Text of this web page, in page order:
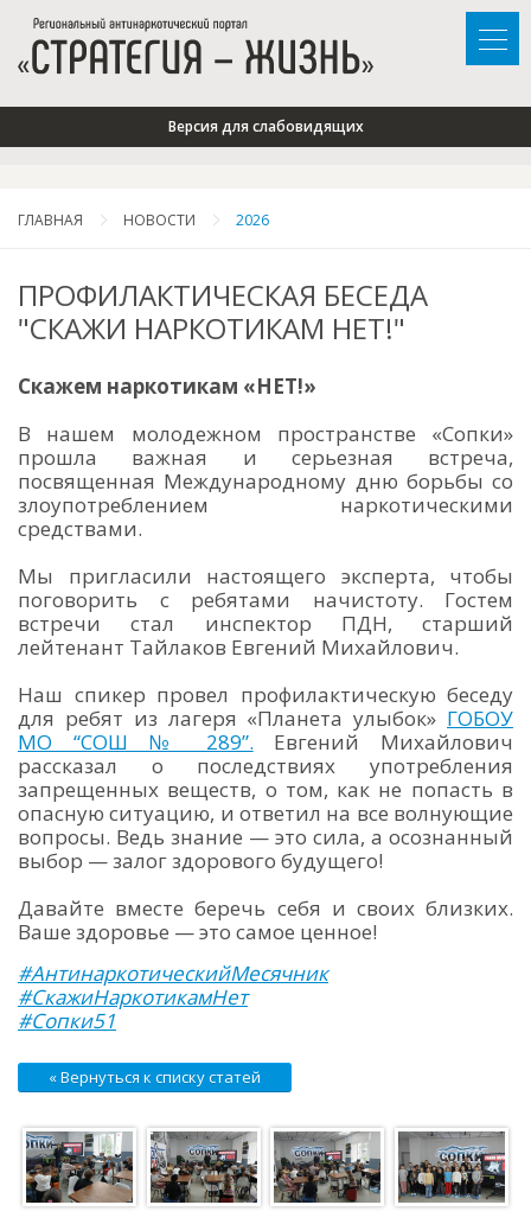
Версия для слабовидящих
ГЛАВНАЯ НОВОСТИ 2026
ПРОФИЛАКТИЧЕСКАЯ БЕСЕДА
"СКАЖИ НАРКОТИКАМ НЕТ!"
Скажем наркотикам «НЕТ!»
В нашем молодежном пространстве «Сопки»
прошла важная и серьезная встреча,
посвященная Международному дню борьбы со
злоупотреблением наркотическими
средствами.
Мы пригласили настоящего эксперта, чтобы
поговорить с ребятами начистоту. Гостем
встречи стал инспектор ПДН, старший
лейтенант Тайлаков Евгений Михайлович.
Наш спикер провел профилактическую беседу
для ребят из лагеря «Планета улыбок» ГОБОУ
МО “СОШ № 289”. Евгений Михайлович
рассказал о последствиях употребления
запрещенных веществ, о том, как не попасть в
опасную ситуацию, и ответил на все волнующие
вопросы. Ведь знание — это сила, а осознанный
выбор — залог здорового будущего!
Давайте вместе беречь себя и своих близких.
Ваше здоровье — это самое ценное!
#АнтинаркотическийМесячник
#СкажиНаркотикамНет
#Сопки51
« Вернуться к списку статей